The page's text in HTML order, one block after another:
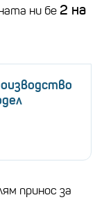
ни бе 2 на
принос за